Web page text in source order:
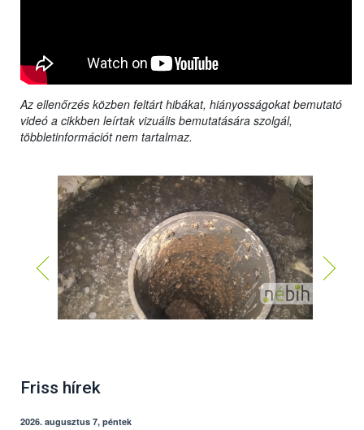
Az ellenőrzés közben feltárt hibákat, hiányosságokat bemutató
videó a cikkben leírtak vizuális bemutatására szolgál,
többletinformációt nem tartalmaz.
Friss hírek
2026. augusztus 7, péntek